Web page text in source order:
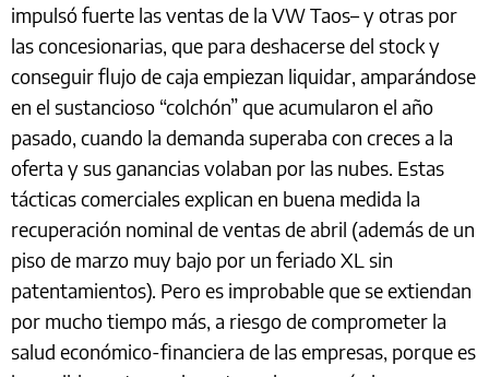
impulsó fuerte las ventas de la VW Taos– y otras por
las concesionarias, que para deshacerse del stock y
conseguir flujo de caja empiezan liquidar, amparándose
en el sustancioso “colchón” que acumularon el año
pasado, cuando la demanda superaba con creces a la
oferta y sus ganancias volaban por las nubes. Estas
tácticas comerciales explican en buena medida la
recuperación nominal de ventas de abril (además de un
piso de marzo muy bajo por un feriado XL sin
patentamientos). Pero es improbable que se extiendan
por mucho tiempo más, a riesgo de comprometer la
salud económico-financiera de las empresas, porque es